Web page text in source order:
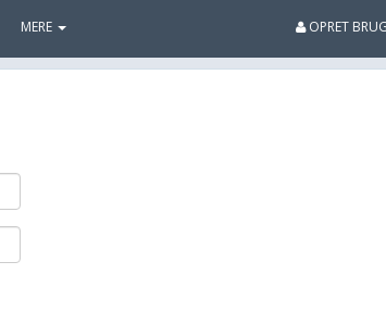
MERE OPRET